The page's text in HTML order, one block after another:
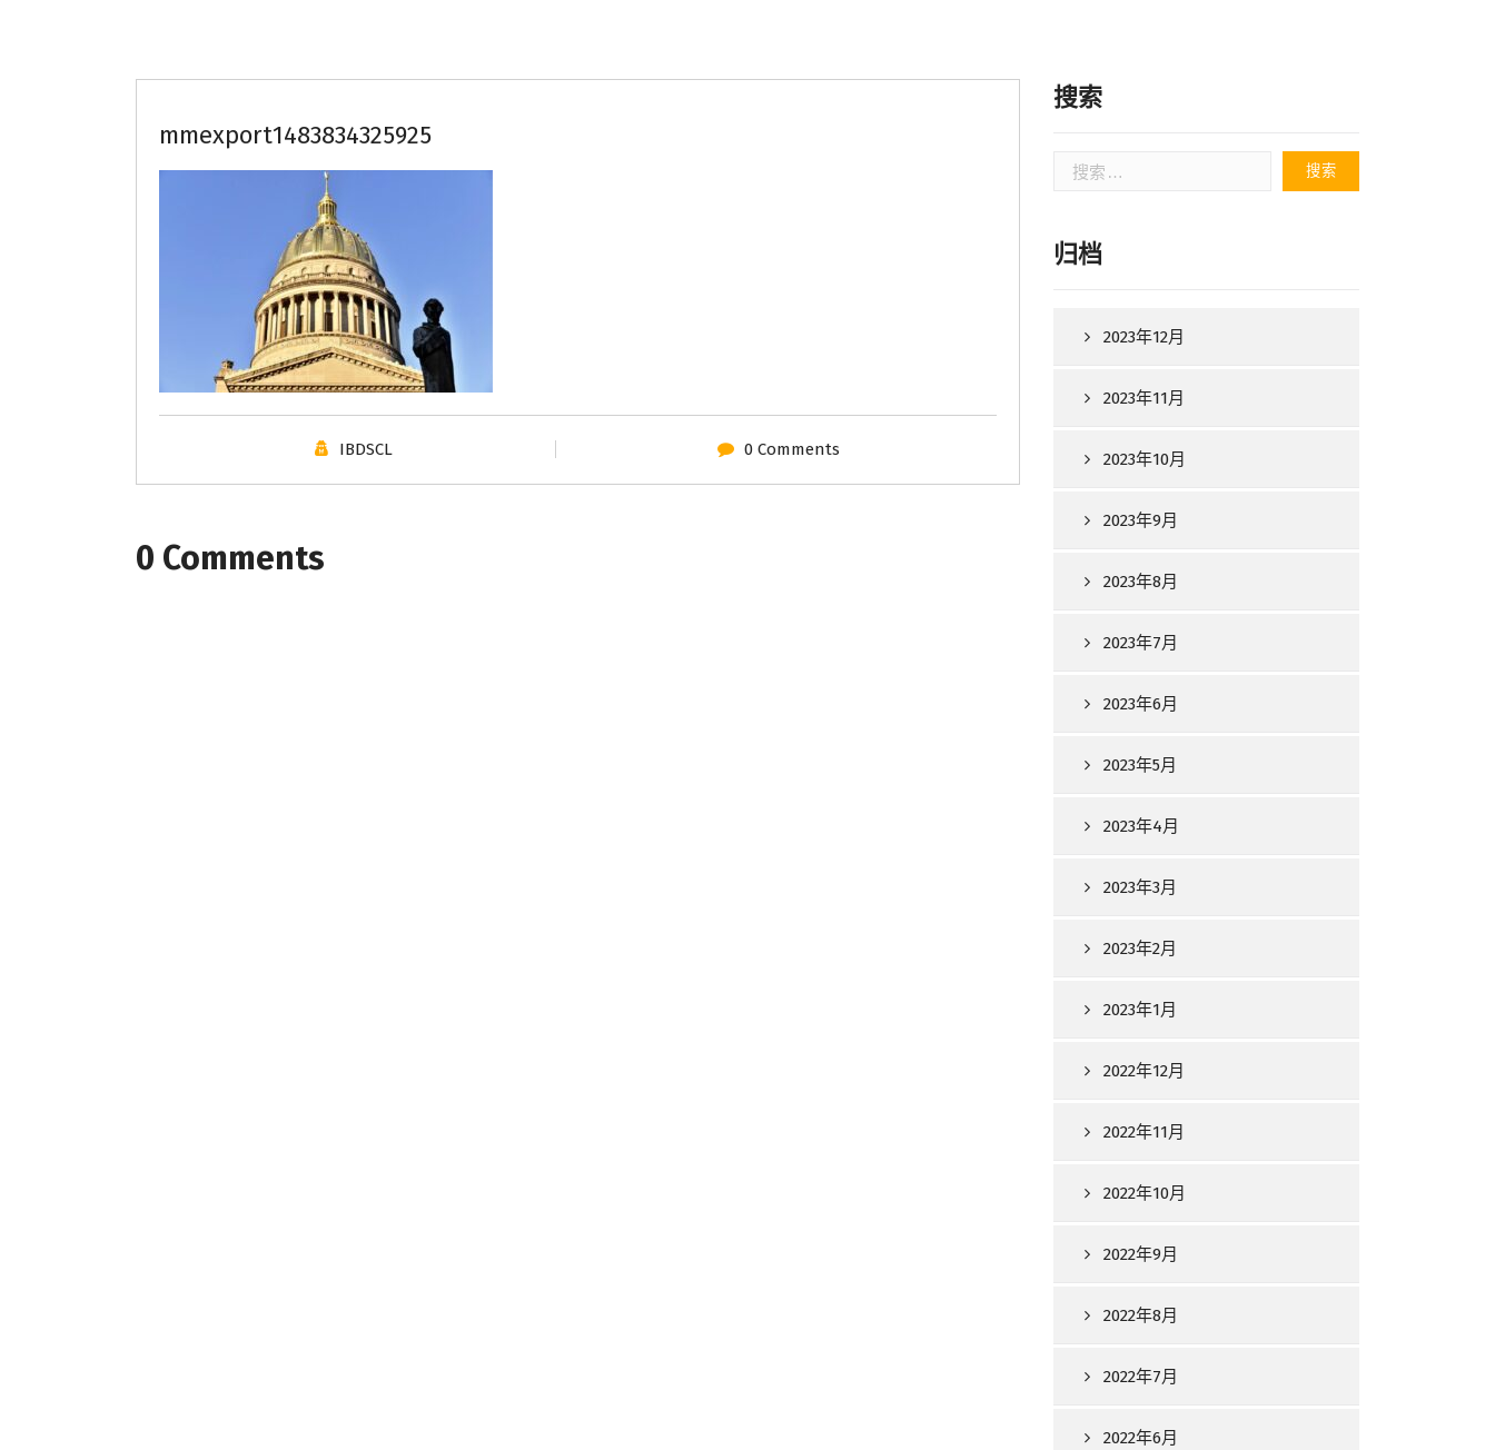
mmexport1483834325925
IBDSCL 0 Comments
0 Comments
搜索
索：
归档
2023年12月
2023年11月
2023年10月
2023年9月
2023年8月
2023年7月
2023年6月
2023年5月
2023年4月
2023年3月
2023年2月
2023年1月
2022年12月
2022年11月
2022年10月
2022年9月
2022年8月
2022年7月
2022年6月